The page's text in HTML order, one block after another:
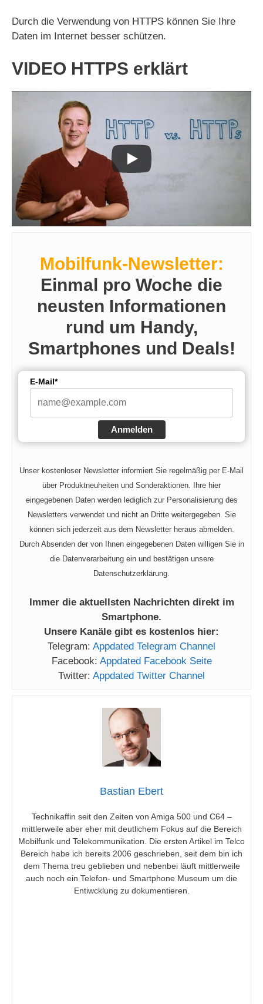
Durch die Verwendung von HTTPS können Sie Ihre
Daten im Internet besser schützen.
VIDEO HTTPS erklärt
Mobilfunk-Newsletter:
Einmal pro Woche die
neusten Informationen
rund um Handy,
Smartphones und Deals!
E-Mail*
Anmelden
Unser kostenloser Newsletter informiert Sie regelmäßig per E-Mail
über Produktneuheiten und Sonderaktionen. Ihre hier
eingegebenen Daten werden lediglich zur Personalisierung des
Newsletters verwendet und nicht an Dritte weitergegeben. Sie
können sich jederzeit aus dem Newsletter heraus abmelden.
Durch Absenden der von Ihnen eingegebenen Daten willigen Sie in
die Datenverarbeitung ein und bestätigen unsere
Datenschutzerklärung.
Immer die aktuellsten Nachrichten direkt im
Smartphone.
Unsere Kanäle gibt es kostenlos hier:
Telegram: Appdated Telegram Channel
Facebook: Appdated Facebook Seite
Twitter: Appdated Twitter Channel
Bastian Ebert
Technikaffin seit den Zeiten von Amiga 500 und C64 –
mittlerweile aber eher mit deutlichem Fokus auf die Bereich
Mobilfunk und Telekommunikation. Die ersten Artikel im Telco
Bereich habe ich bereits 2006 geschrieben, seit dem bin ich
dem Thema treu geblieben und nebenbei läuft mittlerweile
auch noch ein Telefon- und Smartphone Museum um die
Entiwcklung zu dokumentieren.